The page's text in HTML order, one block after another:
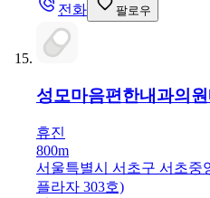
전화
팔로우
성모마음편한내과의원
휴진
800m
서울특별시 서초구 서초중
플라자 303호)